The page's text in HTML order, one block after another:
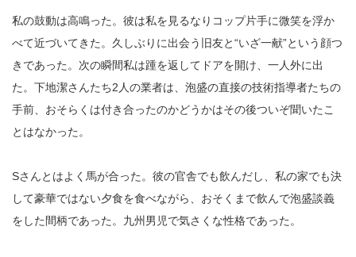
私の鼓動は高鳴った。彼は私を見るなりコップ片手に微笑を浮か
べて近づいてきた。久しぶりに出会う旧友と“いざ一献”という顔つ
きであった。次の瞬間私は踵を返してドアを開け、一人外に出
た。下地潔さんたち2人の業者は、泡盛の直接の技術指導者たちの
手前、おそらくは付き合ったのかどうかはその後ついぞ聞いたこ
とはなかった。
Sさんとはよく馬が合った。彼の官舎でも飲んだし、私の家でも決
して豪華ではない夕食を食べながら、おそくまで飲んで泡盛談義
をした間柄であった。九州男児で気さくな性格であった。